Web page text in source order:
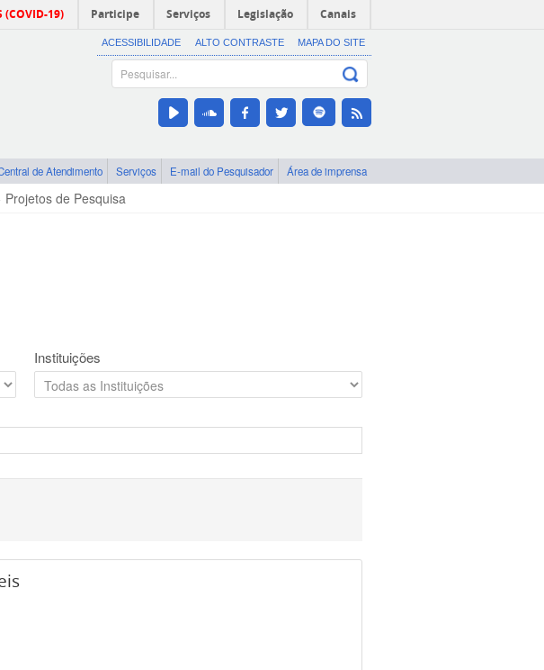
(COVID-19) Participe Serviços Legislação Canais
ACESSIBILIDADE ALTO CONTRASTE MAPA DO SITE
de Atendimento Serviços E-mail do Pesquisador Área de imprensa
Projetos de Pesquisa
Instituições